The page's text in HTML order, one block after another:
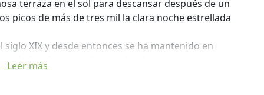
terraza en el sol para descansar después de un
picos de más de tres mil la clara noche estrellada
XIX y desde entonces se ha mantenido en
de cierre durante las dos guerras
y ampliada. Hoy en día es un refugio de
e inesperadas, y algunas verdaderas joyas
Leer más